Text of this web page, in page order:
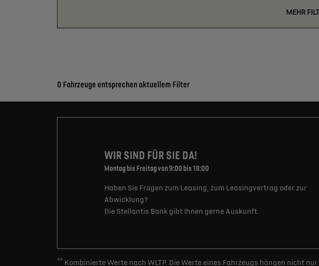
MEHR
Suchergebnisse
0 Fahrzeuge entsprechen aktuellem Filter
WIR SIND FÜR SIE DA!
Montag bis Freitag von 9:00 bis 18:00
Haben Sie Fragen zum Leasing, zum Leasingvertrag oder zur
Abwicklung?
Die Stellantis Bank gibt Ihnen gerne Auskunft.
** Kombinierte Werte nach WLTP. Die Werte eines Fahrzeugs hängen nicht